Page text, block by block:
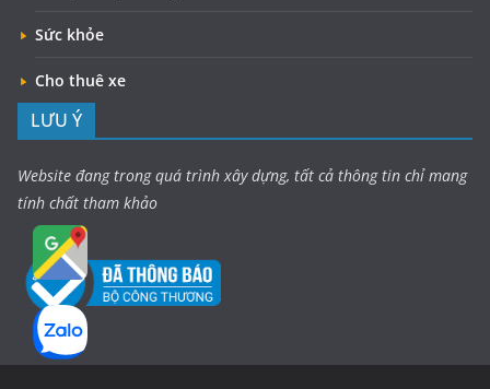
Sức khỏe
Cho thuê xe
LƯU Ý
Website đang trong quá trình xây dựng, tất cả thông tin chỉ mang
tính chất tham khảo